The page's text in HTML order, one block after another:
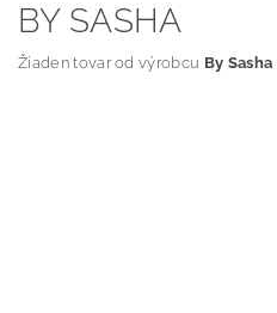
BY SASHA
Žiaden tovar od výrobcu By Sasha